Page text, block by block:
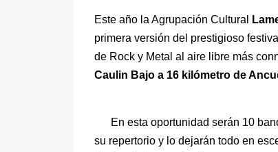
Este año la Agrupación Cultural
primera versión del prestigioso
de Rock y Metal al aire libre más
Caulin Bajo a 16 kilómetro de
En esta oportunidad serán 10
su repertorio y lo dejarán todo en